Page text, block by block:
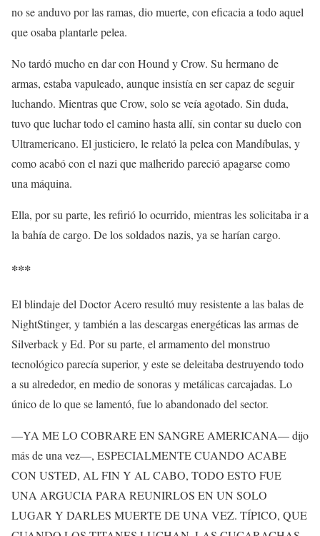
no se anduvo por las ramas, dio muerte, con eficacia a todo aquel
que osaba plantarle pelea.
No tardó mucho en dar con Hound y Crow. Su hermano de
armas, estaba vapuleado, aunque insistía en ser capaz de seguir
luchando. Mientras que Crow, solo se veía agotado. Sin duda,
tuvo que luchar todo el camino hasta allí, sin contar su duelo con
Ultramericano. El justiciero, le relató la pelea con Mandíbulas, y
como acabó con el nazi que malherido pareció apagarse como
una máquina.
Ella, por su parte, les refirió lo ocurrido, mientras les solicitaba ir a
la bahía de cargo. De los soldados nazis, ya se harían cargo.
***
El blindaje del Doctor Acero resultó muy resistente a las balas de
NightStinger, y también a las descargas energéticas las armas de
Silverback y Ed. Por su parte, el armamento del monstruo
tecnológico parecía superior, y este se deleitaba destruyendo todo
a su alrededor, en medio de sonoras y metálicas carcajadas. Lo
único de lo que se lamentó, fue lo abandonado del sector.
—YA ME LO COBRARE EN SANGRE AMERICANA— dijo
más de una vez—, ESPECIALMENTE CUANDO ACABE
CON USTED, AL FIN Y AL CABO, TODO ESTO FUE
UNA ARGUCIA PARA REUNIRLOS EN UN SOLO
LUGAR Y DARLES MUERTE DE UNA VEZ. TÍPICO, QUE